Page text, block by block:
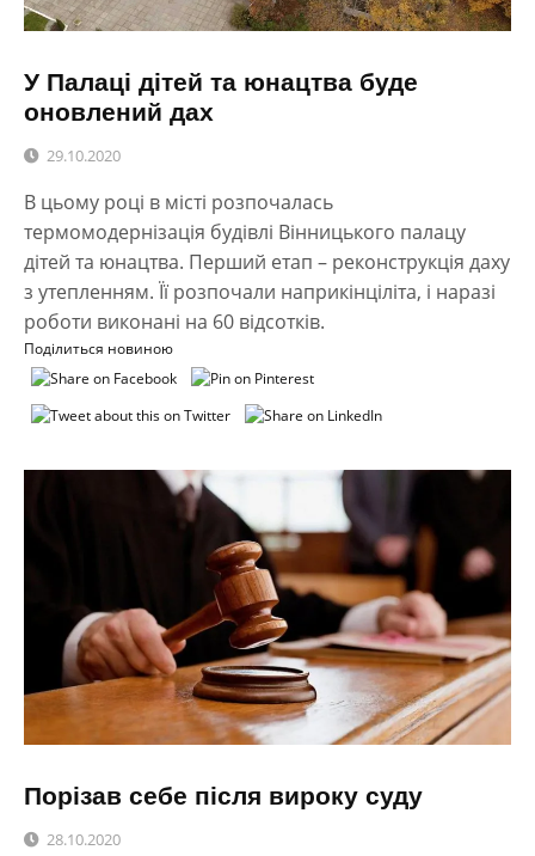
У Палаці дітей та юнацтва буде
оновлений дах
29.10.2020
В цьому році в місті розпочалась
термомодернізація будівлі Вінницького палацу
дітей та юнацтва. Перший етап – реконструкція даху
з утепленням. Її розпочали наприкінціліта, і наразі
роботи виконані на 60 відсотків.
Поділиться новиною
Порізав себе після вироку суду
28.10.2020